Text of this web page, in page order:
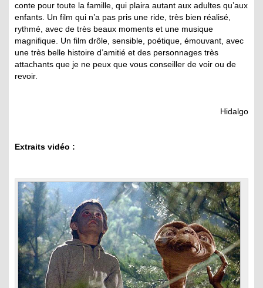
conte pour toute la famille, qui plaira autant aux adultes qu’aux
enfants. Un film qui n’a pas pris une ride, très bien réalisé,
rythmé, avec de très beaux moments et une musique
magnifique. Un film drôle, sensible, poétique, émouvant, avec
une très belle histoire d’amitié et des personnages très
attachants que je ne peux que vous conseiller de voir ou de
revoir.
Hidalgo
Extraits vidéo :